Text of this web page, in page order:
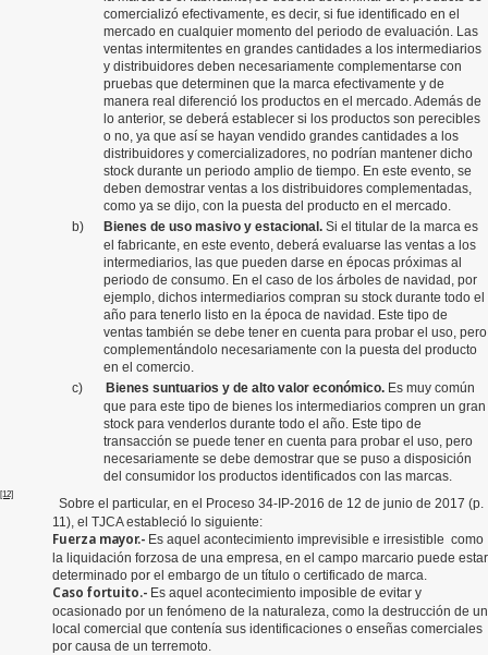
comercializó efectivamente, es decir, si fue identificado en el
mercado en cualquier momento del periodo de evaluación. Las
ventas intermitentes en grandes cantidades a los intermediarios
y distribuidores deben necesariamente complementarse con
pruebas que determinen que la marca efectivamente y de
manera real diferenció los productos en el mercado. Además de
lo anterior, se deberá establecer si los productos son perecibles
o no, ya que así se hayan vendido grandes cantidades a los
distribuidores y comercializadores, no podrían mantener dicho
stock durante un periodo amplio de tiempo. En este evento, se
deben demostrar ventas a los distribuidores complementadas,
como ya se dijo, con la puesta del producto en el mercado.
b)
Bienes de uso masivo y estacional.Si el titular de la marca es
el fabricante, en este evento, deberá evaluarse las ventas a los
intermediarios, las que pueden darse en épocas próximas al
periodo de consumo. En el caso de los árboles de navidad, por
ejemplo, dichos intermediarios compran su stock durante todo el
año para tenerlo listo en la época de navidad. Este tipo de
ventas también se debe tener en cuenta para probar el uso, pero
complementándolo necesariamente con la puesta del producto
en el comercio.
c)
Bienes suntuarios y de alto valor económico. Es muy común
que para este tipo de bienes los intermediarios compren un gran
stock para venderlos durante todo el año. Este tipo de
transacción se puede tener en cuenta para probar el uso, pero
necesariamente se debe demostrar que se puso a disposición
del consumidor los productos identificados con las marcas.
[12]
Sobre el particular, en el Proceso 34-IP-2016 de 12 de junio de 2017 (p.
11), el TJCA estableció lo siguiente:
Fuerza mayor.- Es aquel acontecimiento imprevisible e irresistible como
la liquidación forzosa de una empresa, en el campo marcario puede estar
determinado por el embargo de un título o certificado de marca.
Caso fortuito.- Es aquel acontecimiento imposible de evitar y
ocasionado por un fenómeno de la naturaleza, como la destrucción de un
local comercial que contenía sus identificaciones o enseñas comerciales
por causa de un terremoto.